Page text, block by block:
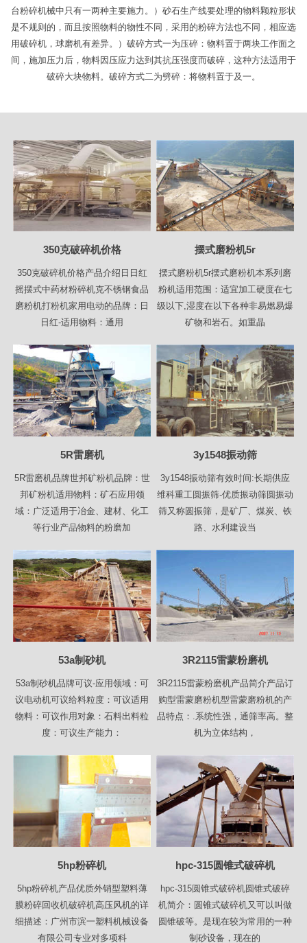
台粉碎机械中只有一两种主要施力。）砂石生产线要处理的物料颗粒形状
是不规则的，而且按照物料的物性不同，采用的粉碎方法也不同，相应选
用破碎机，球磨机有差异。）破碎方式一为压碎：物料置于两块工作面之
间，施加压力后，物料因压应力达到其抗压强度而破碎，这种方法适用于
破碎大块物料。破碎方式二为劈碎：将物料置于及一。
350克破碎机价格
350克破碎机价格产品介绍日日红
摇摆式中药材粉碎机克不锈钢食品
磨粉机打粉机家用电动的品牌：日
日红-适用物料：通用
摆式磨粉机5r
摆式磨粉机5r摆式磨粉机本系列磨
粉机适用范围：适宜加工硬度在七
级以下,湿度在以下各种非易燃易爆
矿物和岩石。如重晶
5R雷磨机
5R雷磨机品牌世邦矿粉机品牌：世
邦矿粉机适用物料：矿石应用领
域：广泛适用于冶金、建材、化工
等行业产品物料的粉磨加
3y1548振动筛
3y1548振动筛有效时间:长期供应
维科重工圆振筛-优质振动筛圆振动
筛又称圆振筛，是矿厂、煤炭、铁
路、水利建设当
53a制砂机
53a制砂机品牌可议-应用领域：可
议电动机可议给料粒度：可议适用
物料：可议作用对象：石料出料粒
度：可议生产能力：
3R2115雷蒙粉磨机
3R2115雷蒙粉磨机产品简介产品订
购型雷蒙磨粉机型雷蒙磨粉机的产
品特点：.系统性强，通筛率高。整
机为立体结构，
5hp粉碎机
5hp粉碎机产品优质外销型塑料薄
膜粉碎回收机破碎机高压风机的详
细描述：广州市滨一塑料机械设备
有限公司专业对多项科
hpc-315圆锥式破碎机
hpc-315圆锥式破碎机圆锥式破碎
机简介：圆锥式破碎机又可以叫做
圆锥破等。是现在较为常用的一种
制砂设备，现在的